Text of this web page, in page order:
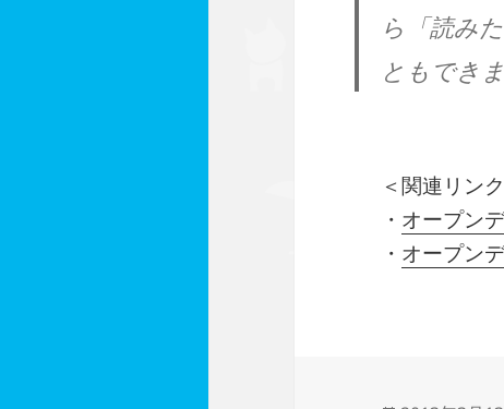
ら「読み
ともできま
＜関連リン
・ オープン
・ オープン